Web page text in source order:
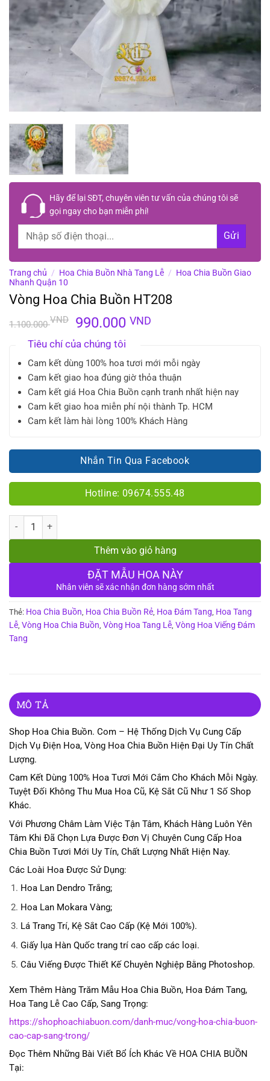
Hãy để lạiSĐT, chuyên viên tư vấn của chúng tôi sẽ
gọi ngay cho bạn miễn phí!
Trang chủ / Hoa Chia Buồn Nhà Tang Lễ / Hoa Chia Buồn Giao
Nhanh Quận 10
Vòng Hoa Chia Buồn HT208
1.100.000VND
Giá
gốc
là:
1.100.000 VND.
990.000 VNDGiá
là:
990.000 VND.
Tiêu chí của chúng tôi
Cam kết dùng 100% hoa tươi mới mỗi ngày
Cam kết giao hoa đúng giờ thỏa thuận
Cam kết giá Hoa Chia Buồn cạnh tranh nhất hiện nay
Cam kết giao hoa miễn phí nội thành Tp. HCM
Cam kết làm hài lòng 100% Khách Hàng
Nhắn Tin Qua Facebook
Hotline: 09674.555.48
Số lượng
Thêm vào giỏ hàng
ĐẶT MẪU HOA NÀY
Nhân viên sẽ xác nhận đơn hàng sớm nhất
Thẻ: Hoa Chia Buồn Hoa Chia Buồn Rẻ Hoa Đám Tang Hoa Tang
Lễ Vòng Hoa Chia Buồn Vòng Hoa Tang Lễ Vòng Hoa Viếng Đám
Tang
MÔ TẢ
Shop Hoa Chia Buồn. Com – Hệ Thống Dịch Vụ Cung Cấp
Dịch Vụ Điện Hoa, Vòng Hoa Chia Buồn Hiện Đại Uy Tín Chất
Lượng.
Cam Kết Dùng 100% Hoa Tươi Mới Cắm Cho Khách Mỗi Ngày.
Tuyệt Đối Không Thu Mua Hoa Cũ, Kệ Sắt Cũ Như 1 Số Shop
Khác.
Với Phương Châm Làm Việc Tận Tâm, Khách Hàng Luôn Yên
Tâm Khi Đã Chọn Lựa Được Đơn Vị Chuyên Cung Cấp Hoa
Chia Buồn Tươi Mới Uy Tín, Chất Lượng Nhất Hiện Nay.
Các Loài Hoa Được Sử Dụng:
Hoa Lan Dendro Trắng;
Hoa Lan Mokara Vàng;
Lá Trang Trí, Kệ Sắt Cao Cấp (Kệ Mới 100%).
Giấy lụa Hàn Quốc trang trí cao cấp các loại.
Câu Viếng Được Thiết Kế Chuyên Nghiệp Bằng Photoshop.
Xem Thêm Hàng Trăm Mẫu Hoa Chia Buồn, Hoa Đám Tang,
Hoa Tang Lễ Cao Cấp, Sang Trọng:
https://shophoachiabuon.com/danh-muc/vong-hoa-chia-buon-
cao-cap-sang-trong/
Đọc Thêm Những Bài Viết Bổ Ích Khác Về HOA CHIA BUỒN
Tại: